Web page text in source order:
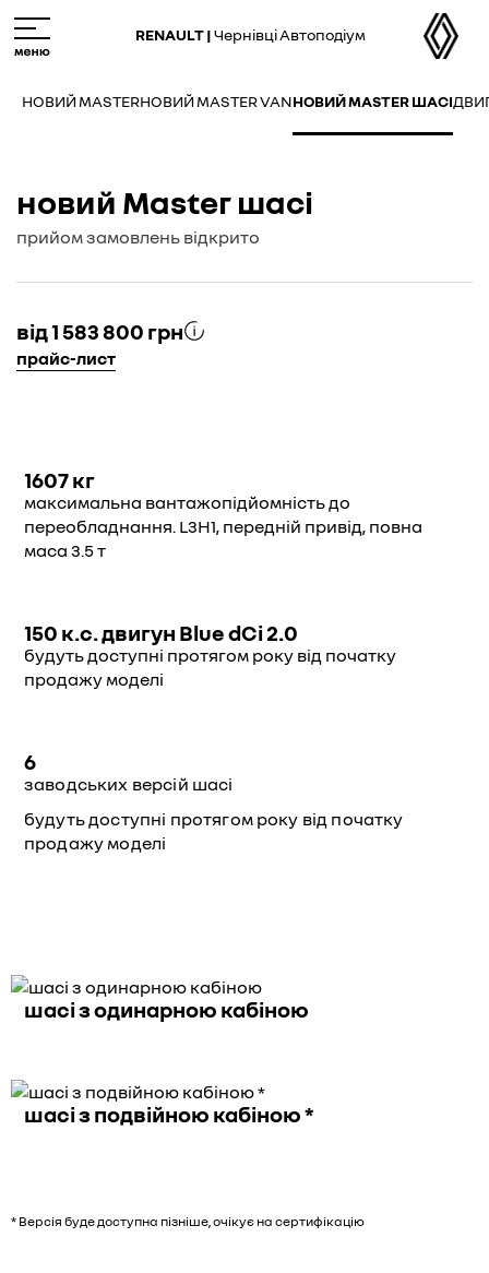
RENAULT |Чернівці Автоподіум
НОВИЙ MASTERНОВИЙ MASTER VANНОВИЙ MASTER ШАСІ
новий Master шасі
прийом замовлень відкрито
від 1 583 800 грн
прайс-лист
1607 кг
максимальна вантажопідйомність до
переобладнання. L3H1, передній привід, повна
маса 3.5 т
150 к.с. двигун Blue dCi 2.0
будуть доступні протягом року від початку
продажу моделі
6
заводських версій шасі
будуть доступні протягом року від початку
продажу моделі
шасі з одинарною кабіною
шасі з подвійною кабіною *
* Версія буде доступна пізніше, очікує на сертифікацію